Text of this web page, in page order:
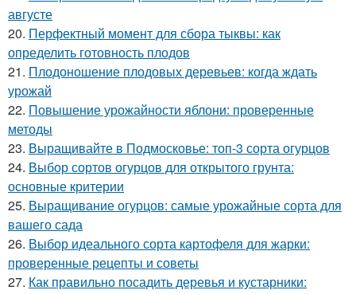
августе
20. Перфектный момент для сбора тыквы: как
определить готовность плодов
21. Плодоношение плодовых деревьев: когда ждать
урожай
22. Повышение урожайности яблони: проверенные
методы
23. Выращивайте в Подмосковье: топ-3 сорта огурцов
24. Выбор сортов огурцов для открытого грунта:
основные критерии
25. Выращивание огурцов: самые урожайные сорта для
вашего сада
26. Выбор идеального сорта картофеля для жарки:
проверенные рецепты и советы
27. Как правильно посадить деревья и кустарники: